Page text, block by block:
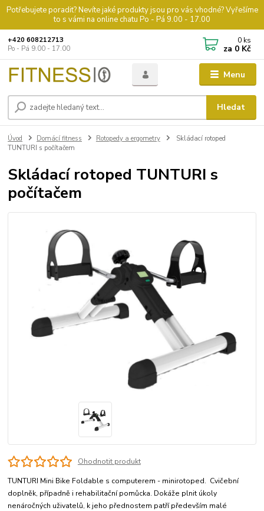
Potřebujete poradit? Nevíte jaké produkty jsou pro vás vhodné? Vyřešíme
to s vámi na online chatu Po - Pá 9.00 - 17.00
Menu
Hledat
+420 608212713
Po - Pá 9.00 - 17.00
0 ks
za 0 Kč
Úvod Domácí fitness Rotopedy a ergometry
Skládací rotoped
TUNTURI s počítačem
Skládací rotoped TUNTURI s
počítačem
Ohodnotit produkt
TUNTURI Mini Bike Foldable s computerem - minirotoped. Cvičební
doplněk, případně i rehabilitační pomůcka. Dokáže plnit úkoly
nenáročných uživatelů, k jeho přednostem patří především malé